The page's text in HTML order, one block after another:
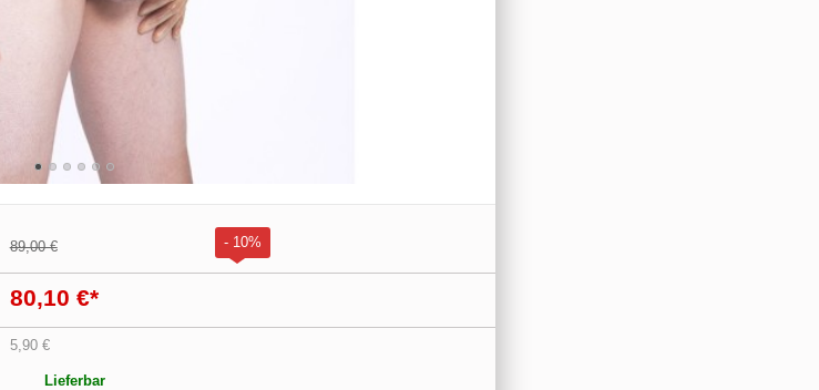
89,00 € - 10%
80,10 €*
5,90 €
Lieferbar